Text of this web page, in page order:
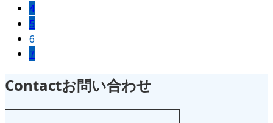
4
5
6
7
Contactお問い合わせ